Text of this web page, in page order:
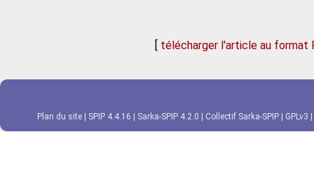
[ télécharger l'article au format
Plan du site SPIP 4.4.16 Sarka-SPIP 4.2.0 Collectif Sarka-SPIP GPLv3